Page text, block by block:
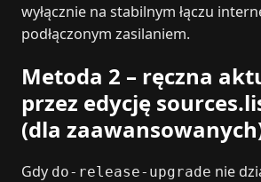
wyłącznie na stabilnym łączu
podłączonym zasilaniem.
Metoda 2 – ręczna
przez edycję
(dla
Gdy do-release-upgrade nie